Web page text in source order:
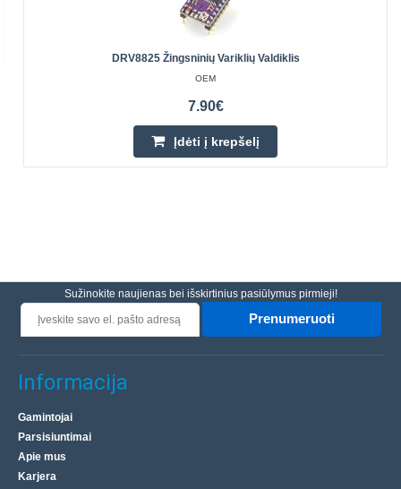
DRV8825 Žingsninių Variklių Valdiklis
OEM
7.90€
Įdėti į krepšelį
Sužinokite naujienas bei išskirtinius pasiūlymus pirmieji!
Prenumeruoti
Informacija
Gamintojai
Parsisiuntimai
Apie mus
Karjera